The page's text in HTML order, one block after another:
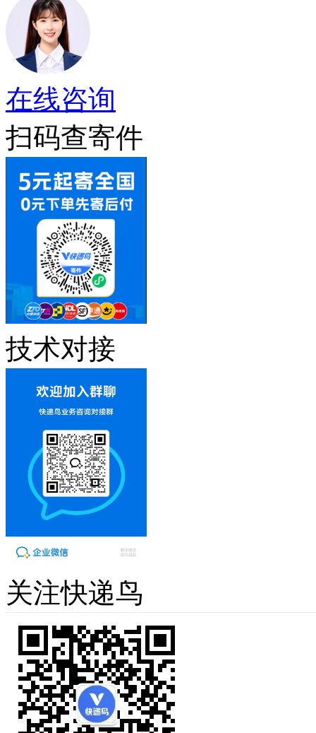
在线咨询
扫码查寄件
技术对接
关注快递鸟